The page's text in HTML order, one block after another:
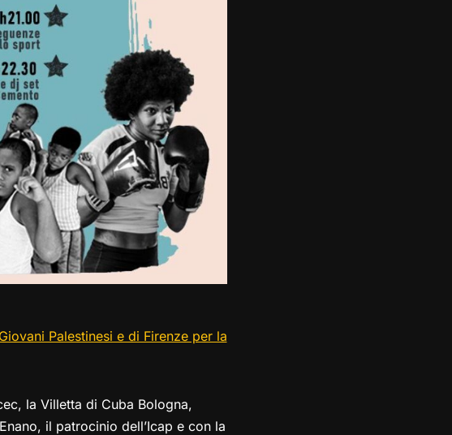
Palestinesi e di Firenze per la
la Villetta di Cuba Bologna,
il patrocinio dell’Icap e con la